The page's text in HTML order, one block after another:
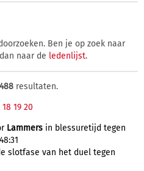
Ben je op zoek naar
naar de ledenlijst.
488 resultaten.
18 19 20
Lammers in blessuretijd tegen
slotfase van het duel tegen